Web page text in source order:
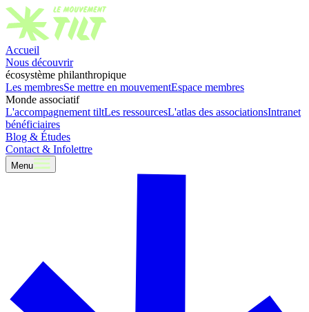
Accueil
Nous découvrir
écosystème philanthropique
Les membresSe mettre en mouvementEspace membres
Monde associatif
L'accompagnement tiltLes ressourcesL'atlas des associationsIntranet
bénéficiaires
Blog & Études
Contact & Infolettre
Menu